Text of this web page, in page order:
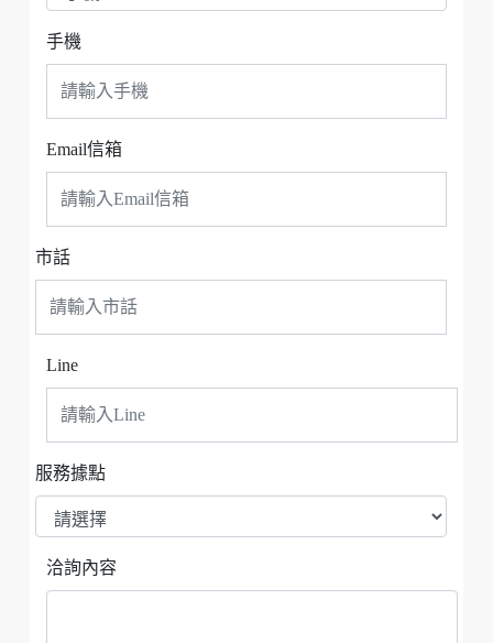
手機
Email信箱
市話
Line
服務據點
洽詢內容